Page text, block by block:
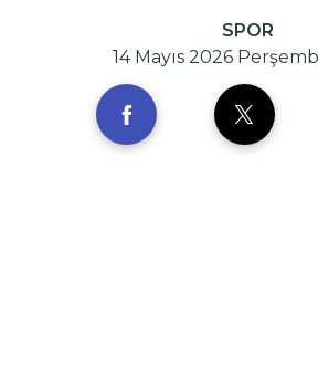
SPOR
14 Mayıs 2026